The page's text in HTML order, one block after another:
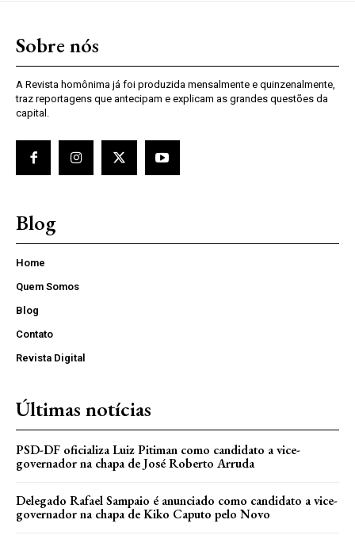
Sobre nós
A Revista homônima já foi produzida mensalmente e quinzenalmente,
traz reportagens que antecipam e explicam as grandes questões da
capital.
Blog
Home
Quem Somos
Blog
Contato
Revista Digital
Últimas notícias
PSD-DF oficializa Luiz Pitiman como candidato a vice-
governador na chapa de José Roberto Arruda
Delegado Rafael Sampaio é anunciado como candidato a vice-
governador na chapa de Kiko Caputo pelo Novo